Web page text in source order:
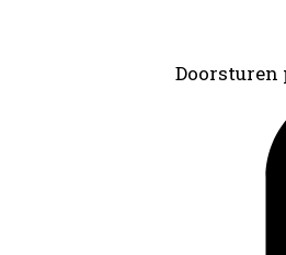
Doorsturen